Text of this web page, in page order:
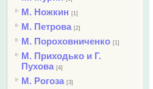
М. Ножкин [1]
М. Петрова [2]
М. Пороховниченко [1]
М. Приходько и Г.
Пухова [4]
М. Рогоза [3]